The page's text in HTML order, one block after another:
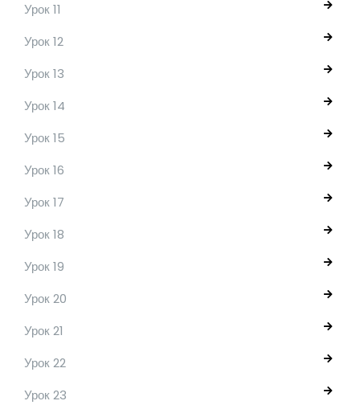
Урок 11
Урок 12
Урок 13
Урок 14
Урок 15
Урок 16
Урок 17
Урок 18
Урок 19
Урок 20
Урок 21
Урок 22
Урок 23